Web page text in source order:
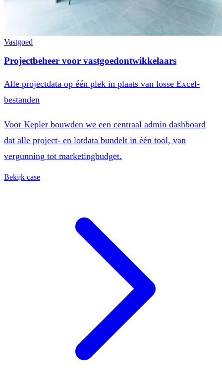
Vastgoed
Projectbeheer voor vastgoedontwikkelaars
Alle projectdata op één plek in plaats van losse Excel-
bestanden
Voor Kepler bouwden we een centraal admin dashboard
dat alle project- en lotdata bundelt in één tool, van
vergunning tot marketingbudget.
Bekijk case